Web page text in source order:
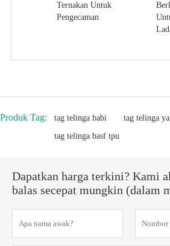
Ternakan Untuk
Pengecaman
Produk Tag: tag telinga babi
tag telinga
tag telinga basf tpu
Dapatkan harga terkini? Kami
balas secepat mungkin (dalam